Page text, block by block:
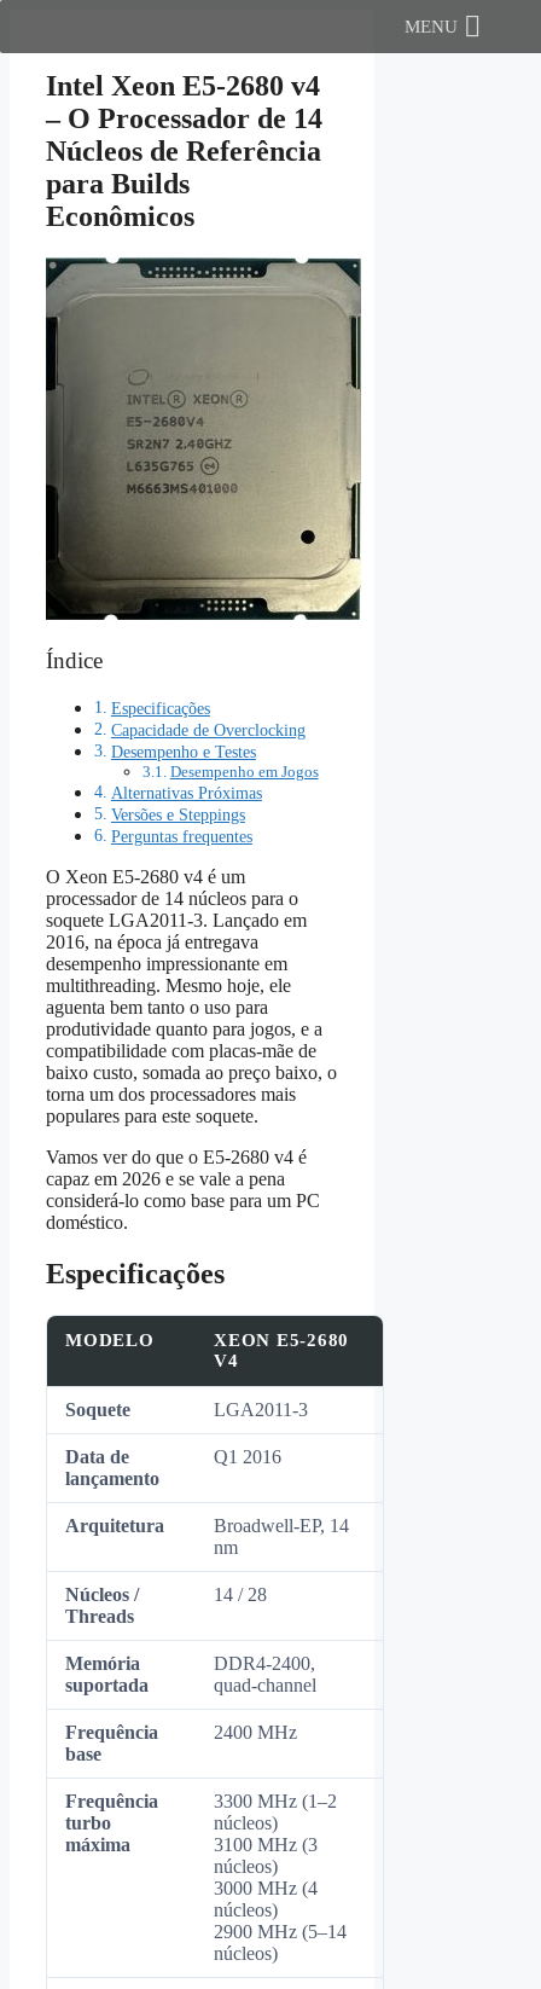
conteúdo
MENU
Intel Xeon E5-2680 v4
– O Processador de 14
Núcleos de Referência
para Builds
Econômicos
Índice
Especificações
Capacidade de Overclocking
Desempenho e Testes
Desempenho em Jogos
Alternativas Próximas
Versões e Steppings
Perguntas frequentes
O Xeon E5‑2680 v4 é um
processador de 14 núcleos para o
soquete LGA2011‑3. Lançado em
2016, na época já entregava
desempenho impressionante em
multithreading. Mesmo hoje, ele
aguenta bem tanto o uso para
produtividade quanto para jogos, e a
compatibilidade com placas‑mãe de
baixo custo, somada ao preço baixo, o
torna um dos processadores mais
populares para este soquete.
Vamos ver do que o E5‑2680 v4 é
capaz em 2026 e se vale a pena
considerá‑lo como base para um PC
doméstico.
Especificações
MODELO
XEON E5‑2680
V4
Soquete LGA2011‑3
Data de
lançamento
Q1 2016
Arquitetura
Broadwell‑EP, 14
nm
Núcleos /
Threads
14 / 28
Memória
suportada
DDR4‑2400,
quad‑channel
Frequência
base
2400 MHz
Frequência
turbo
máxima
3300 MHz (1–2
núcleos)
3100 MHz (3
núcleos)
3000 MHz (4
núcleos)
2900 MHz (5–14
núcleos)